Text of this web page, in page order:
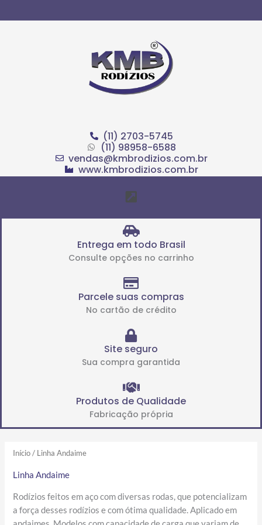
para
(11) 2703-5745
(11) 98958-6588
vendas@kmbrodizios.com.br
www.kmbrodizios.com.br
Menu
Entrega em todo Brasil
Consulte opções no carrinho
Parcele suas compras
No cartão de crédito
Site seguro
Sua compra garantida
Produtos de Qualidade
Fabricação própria
Início/ Linha Andaime
Linha Andaime
Rodízios feitos em aço com diversas rodas, que potencializam
a força desses rodízios e com ótima qualidade. Aplicado em